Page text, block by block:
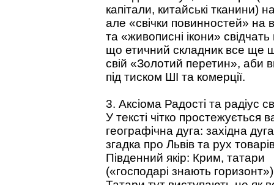
капітали, китайські тканини)
але «свічки повинностей» на
та «живописні ікони»
що етичний складник все ще
свій «Золотий перетин», аби
під тиском ШІ та комерції.
3. Аксіома Радості та радіус
У тексті чітко простежується
географічна дуга: західна
згадка про Львів та рух
Південний якір: Крим, татари
(«господарі знають